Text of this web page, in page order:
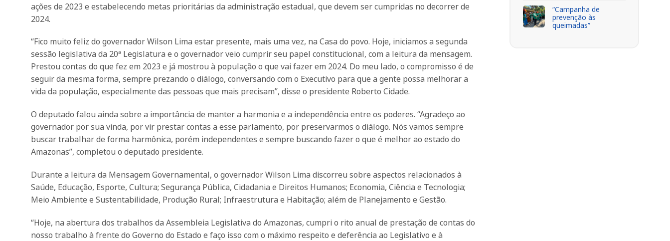
ações de 2023 e estabelecendo metas prioritárias da administração estadual, que devem ser cumpridas no decorrer de
2024.
“Fico muito feliz do governador Wilson Lima estar presente, mais uma vez, na Casa do povo. Hoje, iniciamos a segunda
sessão legislativa da 20ª Legislatura e o governador veio cumprir seu papel constitucional, com a leitura da mensagem.
Prestou contas do que fez em 2023 e já mostrou à população o que vai fazer em 2024. Do meu lado, o compromisso é de
seguir da mesma forma, sempre prezando o diálogo, conversando com o Executivo para que a gente possa melhorar a
vida da população, especialmente das pessoas que mais precisam”, disse o presidente Roberto Cidade.
O deputado falou ainda sobre a importância de manter a harmonia e a independência entre os poderes. “Agradeço ao
governador por sua vinda, por vir prestar contas a esse parlamento, por preservarmos o diálogo. Nós vamos sempre
buscar trabalhar de forma harmônica, porém independentes e sempre buscando fazer o que é melhor ao estado do
Amazonas”, completou o deputado presidente.
Durante a leitura da Mensagem Governamental, o governador Wilson Lima discorreu sobre aspectos relacionados à
Saúde, Educação, Esporte, Cultura; Segurança Pública, Cidadania e Direitos Humanos; Economia, Ciência e Tecnologia;
Meio Ambiente e Sustentabilidade, Produção Rural; Infraestrutura e Habitação; além de Planejamento e Gestão.
“Hoje, na abertura dos trabalhos da Assembleia Legislativa do Amazonas, cumpri o rito anual de prestação de contas do
nosso trabalho à frente do Governo do Estado e faço isso com o máximo respeito e deferência ao Legislativo e à
“Campanha de
prevenção às
queimadas”